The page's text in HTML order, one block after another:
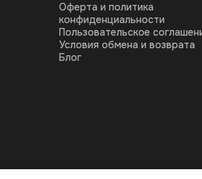
Оферта и политика
конфиденциальности
Пользовательское
Условия обмена и возврата
Блог